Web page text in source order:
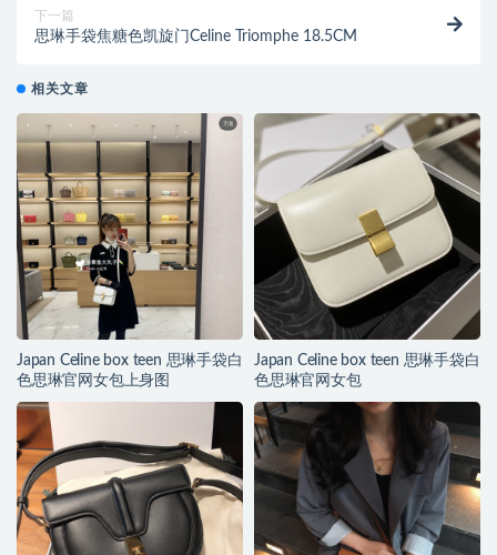
下一篇
思琳手袋焦糖色凯旋门Celine Triomphe 18.5CM
相关文章
Japan Celine box teen 思琳手袋白
色思琳官网女包上身图
Japan Celine box teen 思琳手袋白
色思琳官网女包